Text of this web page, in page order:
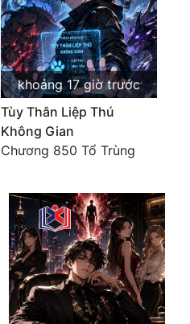
khoảng 17 giờ trước
Tùy Thân Liệp Thú
Không Gian
Chương 850 Tổ Trùng